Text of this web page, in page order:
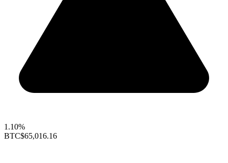
1.10%
BTC$65,016.16